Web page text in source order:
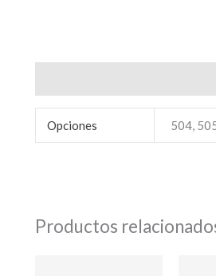
Opciones 504,
Productos